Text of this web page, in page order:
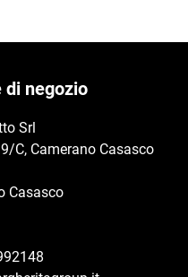
di negozio
Srl
C, Camerano Casasco
Casasco